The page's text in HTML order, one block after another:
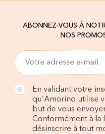
ABONNEZ-VOUS À
NOS
En validant votre
qu'Amorino utilise
but de vous
Conformément à la
désinscrire à tout